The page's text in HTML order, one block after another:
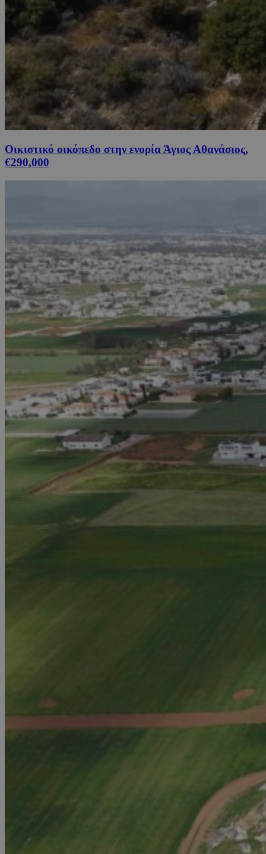
Οικιστικό οικόπεδο στην ενορία Άγιος Αθανάσιος,
€290,000